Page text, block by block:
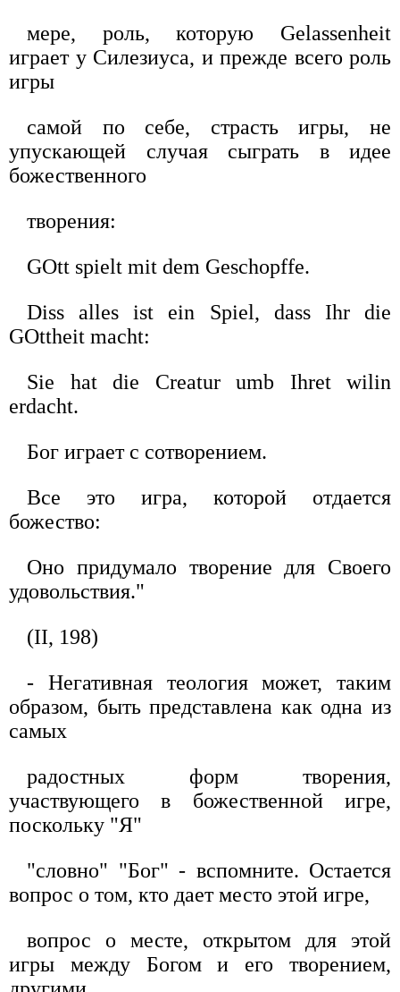
мере, роль, которую Gelassenheit
играет у Силезиуса, и прежде всего роль
игры
самой по себе, страсть игры, не
упускающей случая сыграть в идее
божественного
творения:
GOtt spielt mit dem Geschopffe.
Diss alles ist ein Spiel, dass Ihr die
GOttheit macht:
Sie hat die Creatur umb Ihret wilin
erdacht.
Бог играет с сотворением.
Все это игра, которой отдается
божество:
Оно придумало творение для Своего
удовольствия."
(II, 198)
- Негативная теология может, таким
образом, быть представлена как одна из
самых
радостных форм творения,
участвующего в божественной игре,
поскольку "Я"
"словно" "Бог" - вспомните. Остается
вопрос о том, кто дает место этой игре,
вопрос о месте, открытом для этой
игры между Богом и его творением,